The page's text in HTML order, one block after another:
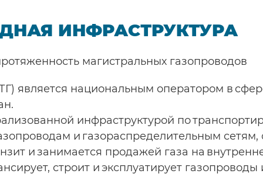
ИНФРАСТРУКТУРА
магистральных газопроводов
является национальным оператором в
инфраструктурой по
и газораспределительным сетям,
и занимается продажей газа на
строит и эксплуатирует